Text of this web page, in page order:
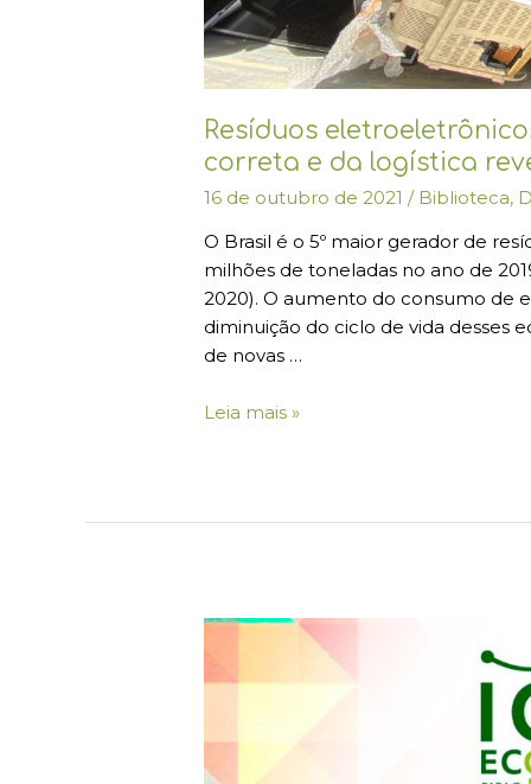
Resíduos
correta e da logística
16 de outubro de 2021/ Biblioteca,
O Brasil é o 5º maior gerador de
milhões de toneladas no ano de
2020). O aumento do consumo de
diminuição do ciclo de vida desses
de novas …
Leia mais »
ICMS